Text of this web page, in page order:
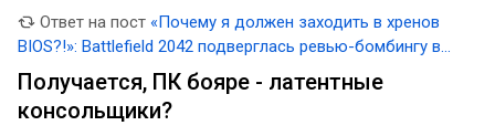
Ответ на пост «Почему я должен заходить в хренов
BIOS?!»: Battlefield 2042 подверглась ревью-бомбингу в
Steam из-за требования включить Secure Boot на ПК
Получается, ПК бояре - латентные
консольщики?